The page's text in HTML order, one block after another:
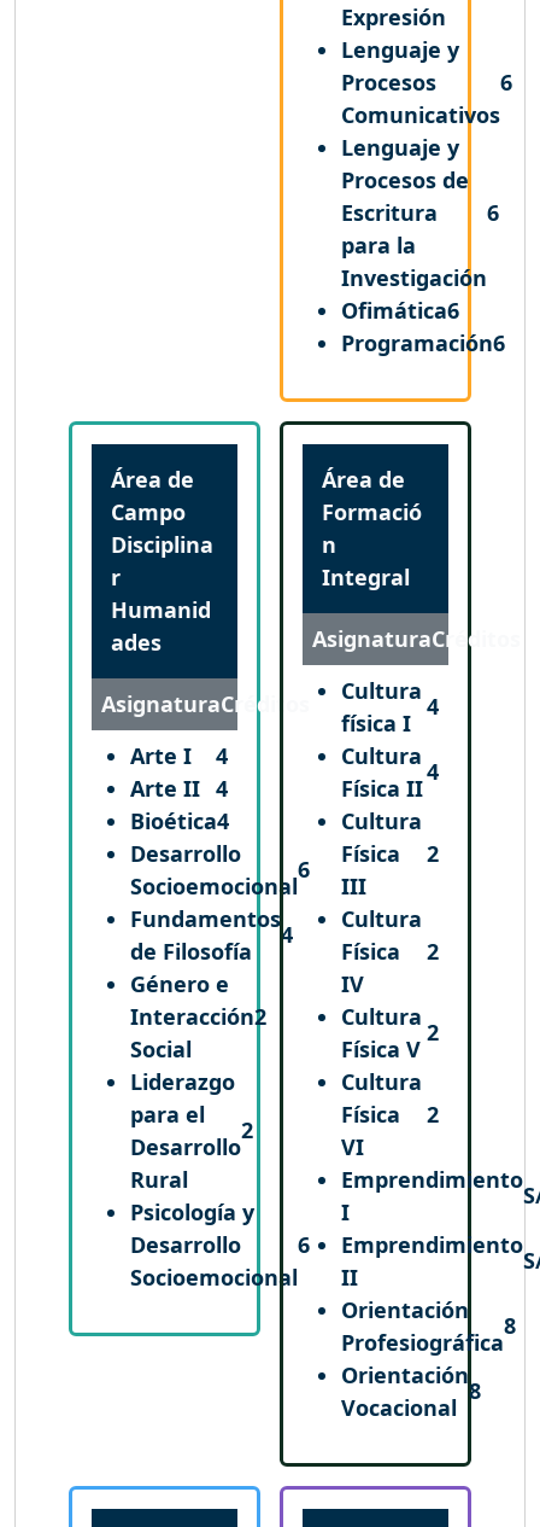
Expresión
Lenguaje y
Procesos
Comunicativos
6
Lenguaje y
Procesos de
Escritura
para la
Investigación
6
Ofimática6
Programación6
Área de
Campo
Disciplina
r
Humanid
ades
AsignaturaCréditos
Arte I
4
Arte II 4
Bioética4
Desarrollo
Socioemocional
6
Fundamentos
de Filosofía
4
Género e
Interacción
Social
2
Liderazgo
para el
Desarrollo
Rural
2
Psicología y
Desarrollo
Socioemocional
6
Área de
Formació
n
Integral
AsignaturaCréditos
Cultura
física I
4
Cultura
Física II
4
Cultura
Física
III
2
Cultura
Física
IV
2
Cultura
Física V
2
Cultura
Física
VI
2
Emprendimiento
I
Emprendimiento
II
Orientación
Profesiográfica
8
Orientación
Vocacional
8